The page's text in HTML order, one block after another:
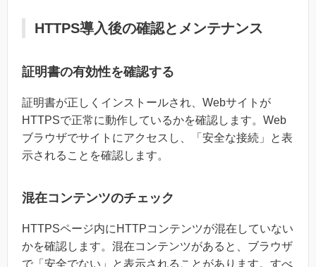
HTTPS導入後の確認とメンテナンス
証明書の有効性を確認する
証明書が正しくインストールされ、Webサイトが
HTTPSで正常に動作しているかを確認します。Web
ブラウザでサイトにアクセスし、「安全な接続」と表
示されることを確認します。
混在コンテンツのチェック
HTTPSページ内にHTTPコンテンツが混在していない
かを確認します。混在コンテンツがあると、ブラウザ
で「安全でない」と表示されることがあります。すべ